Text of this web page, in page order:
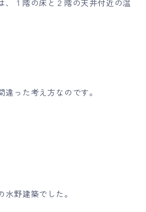
った考え方なのです。
野建築でした。